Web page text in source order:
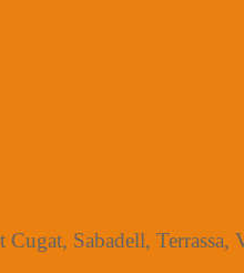
Cugat, Sabadell, Terrassa,